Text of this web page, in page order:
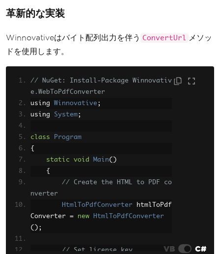
革新的な実装
Winnovativeはバイト配列出力を伴う ConvertUrl
メソッ
ドを使用します。
// NuGet: Install-Package Winnovativ
e.WebToPdfConverter
using Winnovative ;
using System;
class
Program
{
static
void Main()
{
// Create the HTML to PDF co
nverter
HtmlToPdfConverter htmlToPdf
Converter = new
HtmlToPdfConverter
();
// Set license key
VB C#